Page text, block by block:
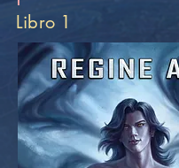
Libro 1